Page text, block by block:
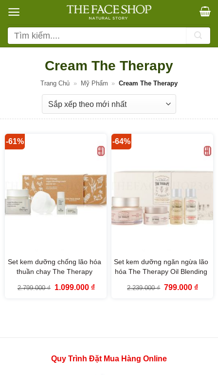
qua
nội
dung
Tìm
kiếm:
Cream The Therapy
Trang Chủ » Mỹ Phẩm » Cream The Therapy
-61%
Set kem dưỡng chống lão hóa
thuần chay The Therapy
Special Set
2.799.000₫
Giá
1.099.000 ₫Giá
-64%
Set kem dưỡng ngăn ngừa lão
hóa The Therapy Oil Blending
Shop
2.239.000₫ Giá
799.000 ₫Giá
Quy Trình Đặt Mua Hàng Online